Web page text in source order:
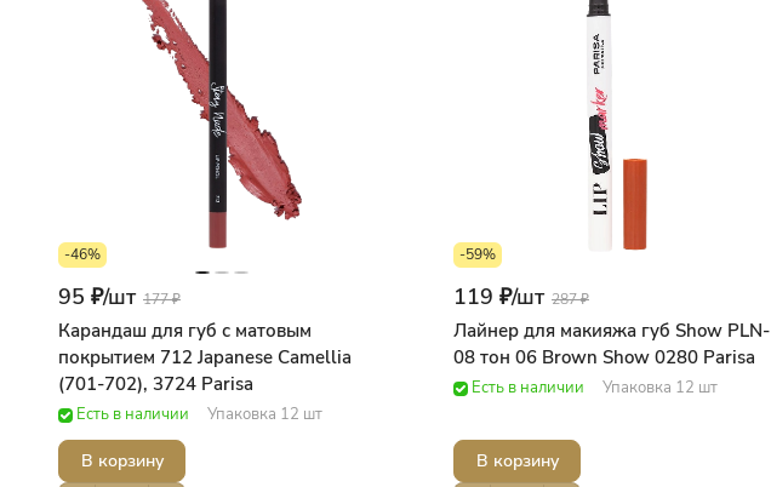
-46%
95 ₽/шт 177 ₽
Карандаш для губ с матовым
покрытием 712 Japanese Camellia
(701-702), 3724 Parisa
Есть в наличии Упаковка 12 шт
В корзину
-59%
119 ₽/шт 287 ₽
Лайнер для макияжа губ Show PLN-
08 тон 06 Brown Show 0280 Parisa
Есть в наличии Упаковка 12 шт
В корзину